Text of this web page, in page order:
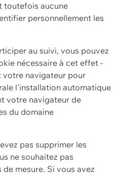
toutefois aucune
personnellement les
au suivi, vous pouvez
nécessaire à cet effet -
votre navigateur pour
l'installation automatique
votre navigateur de
du domaine
pas supprimer les
ne souhaitez pas
mesure. Si vous avez